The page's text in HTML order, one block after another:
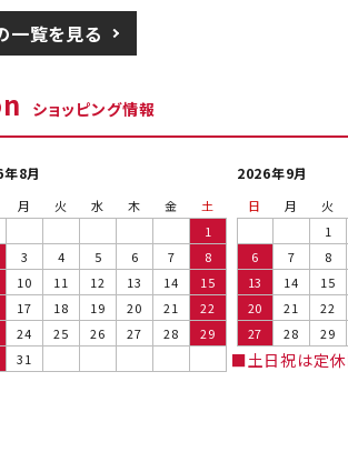
一覧を見る
ショッピング情報
8月
月 火 水 木 金
土
1
3 4 5 6 7
8
10 11 12 13 14
15
17 18 19 20 21
22
24 25 26 27 28
29
31
2026年9月
日 月 火
1
6
7 8
13
14 15
20
21 22
27
28 29
■土日祝は定休